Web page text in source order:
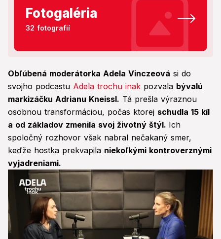
Fotogaléria
32 fotografií
Obľúbená moderátorka Adela Vinczeová si do
svojho podcastu Adela trochu inak pozvala bývalú
markizáčku Adrianu Kneissl. Tá prešla výraznou
osobnou transformáciou, počas ktorej schudla 15 kíl
a od základov zmenila svoj životný štýl. Ich
spoločný rozhovor však nabral nečakaný smer,
keďže hostka prekvapila niekoľkými kontroverznými
vyjadreniami.